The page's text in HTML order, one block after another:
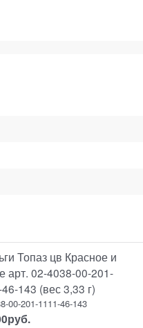
Топаз цв Красное и
арт. 02-4038-00-201-
143 (вес 3,33 г)
00-201-1111-46-143
руб.